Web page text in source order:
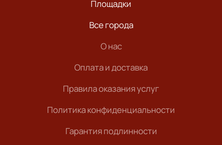
Площадки
Все города
О нас
Оплата и доставка
Правила оказания услуг
Политика конфиденциальности
Гарантия подлинности